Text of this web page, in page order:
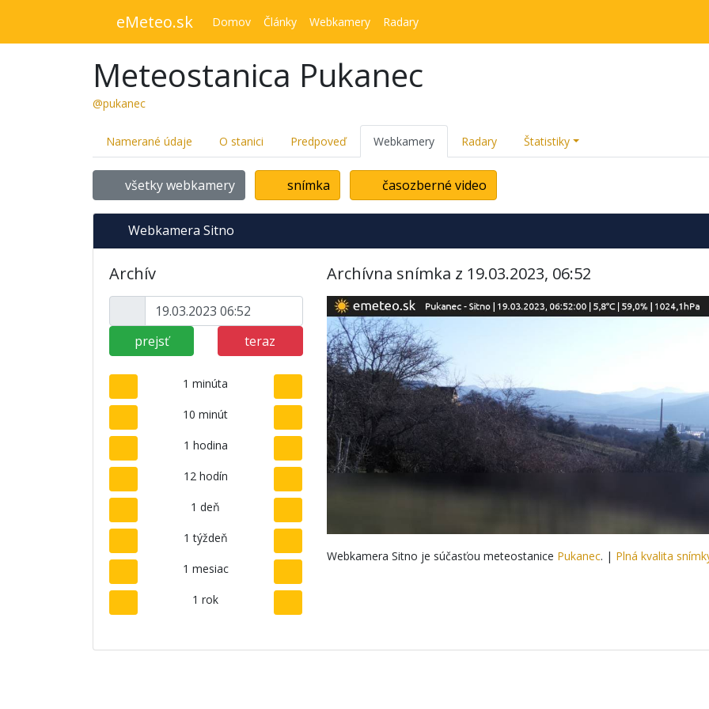
eMeteo.sk Domov Články Webkamery Radary
Meteostanica Pukanec
@pukanec
Namerané údaje O stanici Predpoveď Webkamery Radary Štatistiky
všetky webkamery snímka časozberné video
Webkamera Sitno
Archív
prejsť teraz
1 minúta
10 minút
1 hodina
12 hodín
1 deň
1 týždeň
1 mesiac
1 rok
Archívna snímka z 19.03.2023, 06:52
Webkamera Sitno je súčasťou meteostanice Pukanec. | Plná kvalita